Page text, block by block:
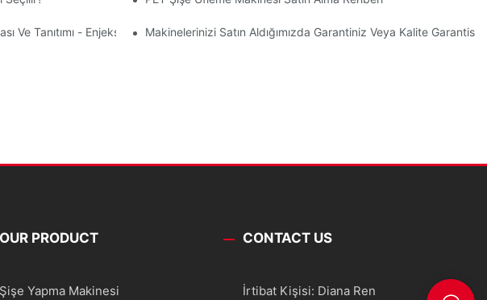
Ve Tanıtımı - Enjeksiyon Üfleme MakinesiMakinelerinizi Satın Aldığımızda Garantiniz Veya Kalite Garantisi
OUR PRODUCT
Şişe Yapma Makinesi
CONTACT US
İrtibat Kişisi: Diana Ren